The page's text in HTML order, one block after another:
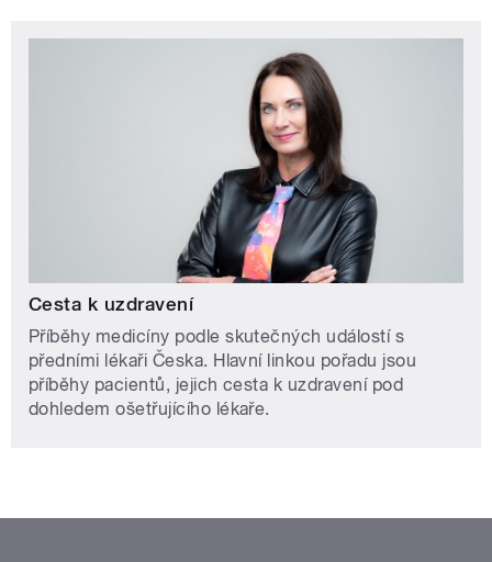
Cesta k uzdravení
Příběhy medicíny podle skutečných událostí s
předními lékaři Česka. Hlavní linkou pořadu jsou
příběhy pacientů, jejich cesta k uzdravení pod
dohledem ošetřujícího lékaře.